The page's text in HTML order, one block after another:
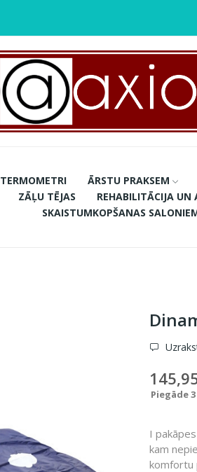
TERMOMETRI ĀRSTU PRAKSEM
ZĀĻU TĒJAS REHABILITĀCIJA UN
SKAISTUMKOPŠANAS
Piegāde
I
kam
komfortu